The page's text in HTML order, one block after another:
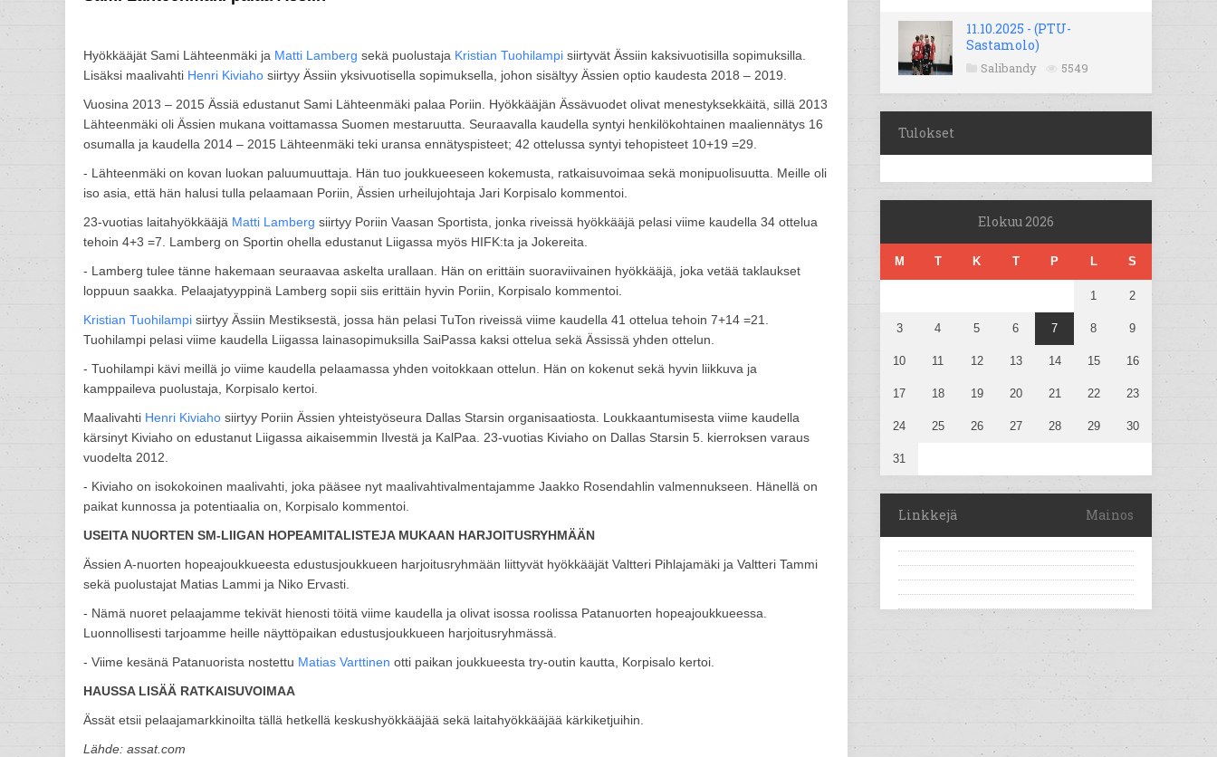
Hyökkääjät Sami Lähteenmäki ja Matti Lamberg sekä puolustaja Kristian Tuohilampi siirtyvät Ässiin kaksivuotisilla sopimuksilla.
Lisäksi maalivahti Henri Kiviaho siirtyy Ässiin yksivuotisella sopimuksella, johon sisältyy Ässien optio kaudesta 2018 – 2019.
Vuosina 2013 – 2015 Ässiä edustanut Sami Lähteenmäki palaa Poriin. Hyökkääjän Ässävuodet olivat menestyksekkäitä, sillä 2013
Lähteenmäki oli Ässien mukana voittamassa Suomen mestaruutta. Seuraavalla kaudella syntyi henkilökohtainen maaliennätys 16
osumalla ja kaudella 2014 – 2015 Lähteenmäki teki uransa ennätyspisteet; 42 ottelussa syntyi tehopisteet 10+19 =29.
- Lähteenmäki on kovan luokan paluumuuttaja. Hän tuo joukkueeseen kokemusta, ratkaisuvoimaa sekä monipuolisuutta. Meille oli
iso asia, että hän halusi tulla pelaamaan Poriin, Ässien urheilujohtaja Jari Korpisalo kommentoi.
23-vuotias laitahyökkääjä Matti Lamberg siirtyy Poriin Vaasan Sportista, jonka riveissä hyökkääjä pelasi viime kaudella 34 ottelua
tehoin 4+3 =7. Lamberg on Sportin ohella edustanut Liigassa myös HIFK:ta ja Jokereita.
- Lamberg tulee tänne hakemaan seuraavaa askelta urallaan. Hän on erittäin suoraviivainen hyökkääjä, joka vetää taklaukset
loppuun saakka. Pelaajatyyppinä Lamberg sopii siis erittäin hyvin Poriin, Korpisalo kommentoi.
Kristian Tuohilampi siirtyy Ässiin Mestiksestä, jossa hän pelasi TuTon riveissä viime kaudella 41 ottelua tehoin 7+14 =21.
Tuohilampi pelasi viime kaudella Liigassa lainasopimuksilla SaiPassa kaksi ottelua sekä Ässissä yhden ottelun.
- Tuohilampi kävi meillä jo viime kaudella pelaamassa yhden voitokkaan ottelun. Hän on kokenut sekä hyvin liikkuva ja
kamppaileva puolustaja, Korpisalo kertoi.
Maalivahti Henri Kiviaho siirtyy Poriin Ässien yhteistyöseura Dallas Starsin organisaatiosta. Loukkaantumisesta viime kaudella
kärsinyt Kiviaho on edustanut Liigassa aikaisemmin Ilvestä ja KalPaa. 23-vuotias Kiviaho on Dallas Starsin 5. kierroksen varaus
vuodelta 2012.
- Kiviaho on isokokoinen maalivahti, joka pääsee nyt maalivahtivalmentajamme Jaakko Rosendahlin valmennukseen. Hänellä on
paikat kunnossa ja potentiaalia on, Korpisalo kommentoi.
USEITA NUORTEN SM-LIIGAN HOPEAMITALISTEJA MUKAAN HARJOITUSRYHMÄÄN
Ässien A-nuorten hopeajoukkueesta edustusjoukkueen harjoitusryhmään liittyvät hyökkääjät Valtteri Pihlajamäki ja Valtteri Tammi
sekä puolustajat Matias Lammi ja Niko Ervasti.
- Nämä nuoret pelaajamme tekivät hienosti töitä viime kaudella ja olivat isossa roolissa Patanuorten hopeajoukkueessa.
Luonnollisesti tarjoamme heille näyttöpaikan edustusjoukkueen harjoitusryhmässä.
- Viime kesänä Patanuorista nostettu Matias Varttinen otti paikan joukkueesta try-outin kautta, Korpisalo kertoi.
HAUSSA LISÄÄ RATKAISUVOIMAA
Ässät etsii pelaajamarkkinoilta tällä hetkellä keskushyökkääjää sekä laitahyökkääjää kärkiketjuihin.
Lähde: assat.com
11.10.2025 - (PTU-
Sastamolo)
Salibandy 5549
Tulokset
Elokuu 2026
M T K T P L S
1 2
3 4 5 6 7 8 9
10 11 12 13 14 15 16
17 18 19 20 21 22 23
24 25 26 27 28 29 30
31
Linkkejä Mainos